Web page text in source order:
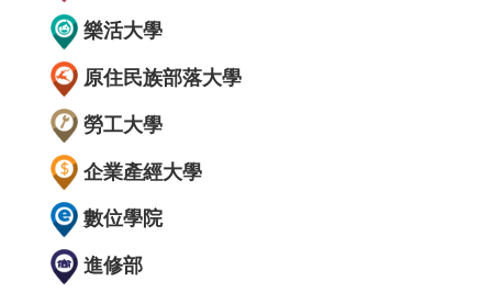
樂活大學
原住民族部落大學
勞工大學
企業產經大學
數位學院
進修部